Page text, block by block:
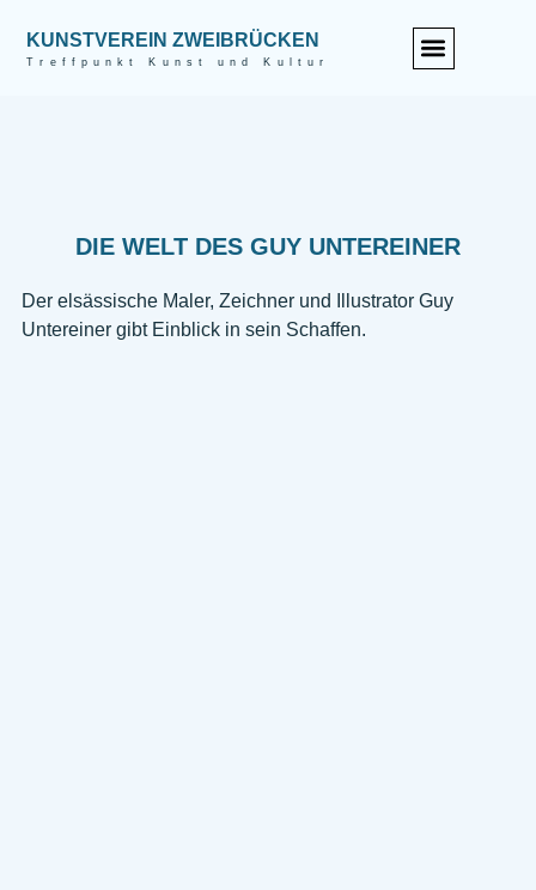
KUNSTVEREIN ZWEIBRÜCKEN
Treffpunkt Kunst und Kultur
DIE WELT DES GUY UNTEREINER
Der elsässische Maler, Zeichner und Illustrator Guy
Untereiner gibt Einblick in sein Schaffen.